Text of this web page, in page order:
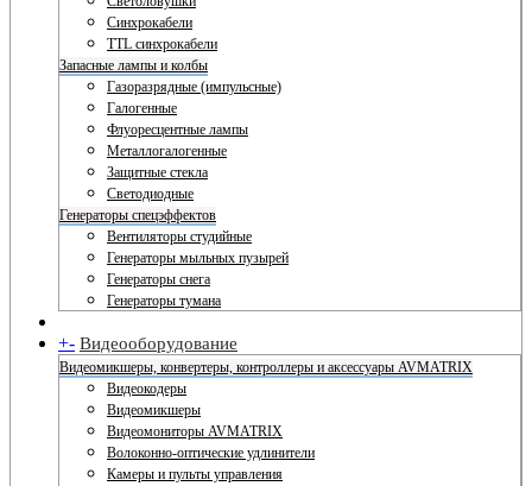
Синхрокабели
TTL синхрокабели
Запасные лампы и колбы
Газоразрядные (импульсные)
Галогенные
Флуоресцентные лампы
Металлогалогенные
Защитные стекла
Светодиодные
Генераторы спецэффектов
Вентиляторы студийные
Генераторы мыльных пузырей
Генераторы снега
Генераторы тумана
+- Видеооборудование
Видеомикшеры, конвертеры, контроллеры и аксессуары AVMATRIX
Видеокодеры
Видеомикшеры
Видеомониторы AVMATRIX
Волоконно-оптические удлинители
Камеры и пульты управления